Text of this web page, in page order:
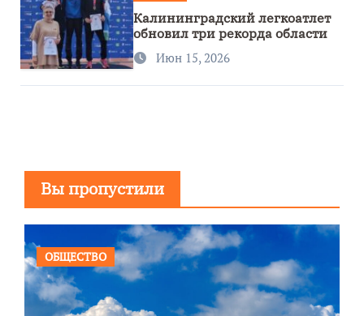
Калининградский легкоатлет
обновил три рекорда области
Июн 15, 2026
Вы пропустили
ОБЩЕСТВО